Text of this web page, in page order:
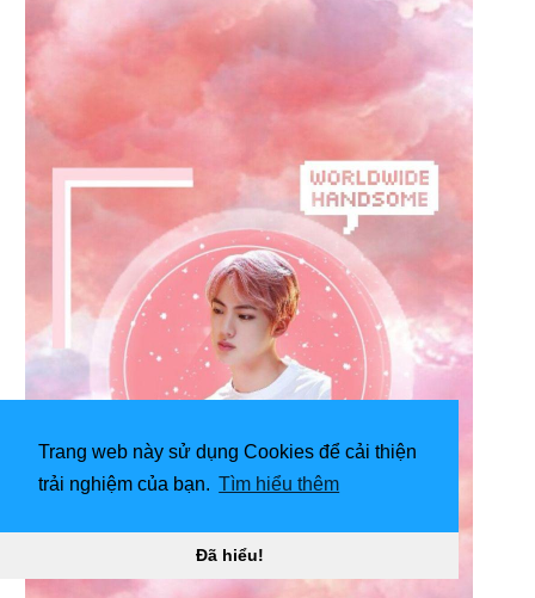
Trang web này sử dụng Cookies để cải thiện
trải nghiệm của bạn. Tìm hiểu thêm
Đã hiểu!